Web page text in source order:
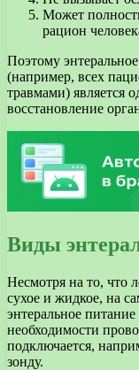
Может
рацион
Поэтому
(например, всех
травмами) является
восстановление
Виды
Несмотря на то, что
сухое и жидкое, на
энтеральное
необходимости
подключается,
зонду.